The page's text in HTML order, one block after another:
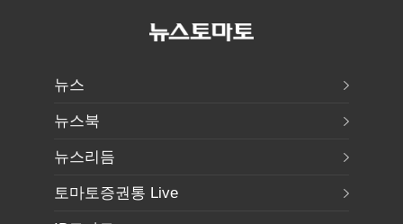
뉴스
뉴스북
뉴스리듬
토마토증권통 Live